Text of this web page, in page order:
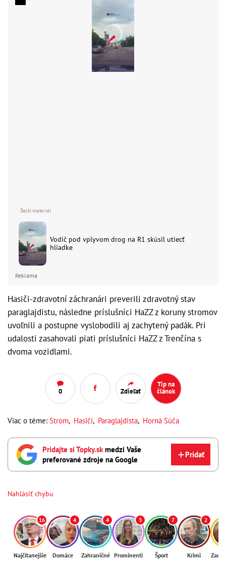
Vodič pod vplyvom drog na R1 skúsil utiecť
hliadke
Reklama
Hasiči-zdravotní záchranári preverili zdravotný stav
paraglajdistu, následne príslušníci HaZZ z koruny stromov
uvoľnili a postupne vyslobodili aj zachytený padák. Pri
udalosti zasahovali piati príslušníci HaZZ z Trenčína s
dvoma vozidlami.
0 Zdieľať
Tip na
článok
Viac o téme: Strom, Hasiči, Paraglajdista, Horná Súča
Pridajte si Topky.sk medzi Vaše
preferované zdroje na Google
Pridať
Nahlásiť chybu
16
Najčítanejšie
4
Domáce
4
Zahraničné
3
Prominenti
7
Šport
2
Krimi